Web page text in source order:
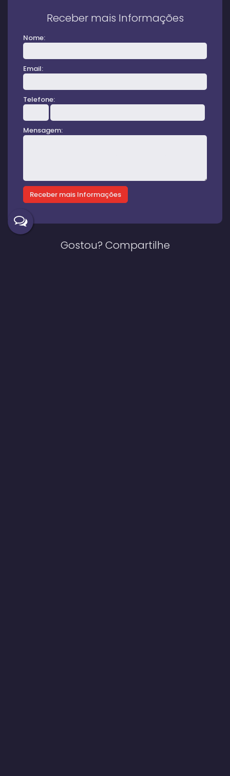
Receber mais Informações
Nome:
Email:
Telefone:
Mensagem:
Gostou? Compartilhe